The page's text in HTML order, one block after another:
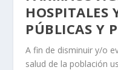
HOSPITALES
PÚBLICAS Y
A fin de disminuir y/o
salud de la población